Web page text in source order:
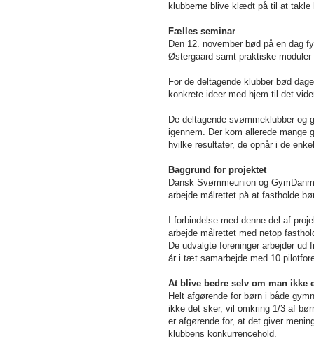
klubberne blive klædt på til at takle
Fælles seminar
Den 12. november bød på en dag
Østergaard samt praktiske
For de deltagende klubber bød
konkrete ideer med hjem til det
De deltagende svømmeklubber og
igennem. Der kom allerede
hvilke resultater, de opnår i de
Baggrund for projektet
Dansk Svømmeunion og
arbejde målrettet på at fastholde
I forbindelse med denne del af
arbejde målrettet med netop
De udvalgte foreninger arbejder
år i tæt samarbejde med 10
At blive bedre selv om man ikke
Helt afgørende for børn i både
ikke det sker, vil omkring 1/3 af
er afgørende for, at det giver
klubbens konkurrencehold.